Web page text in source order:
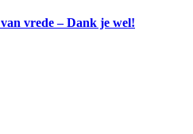
vrede – Dank je wel!